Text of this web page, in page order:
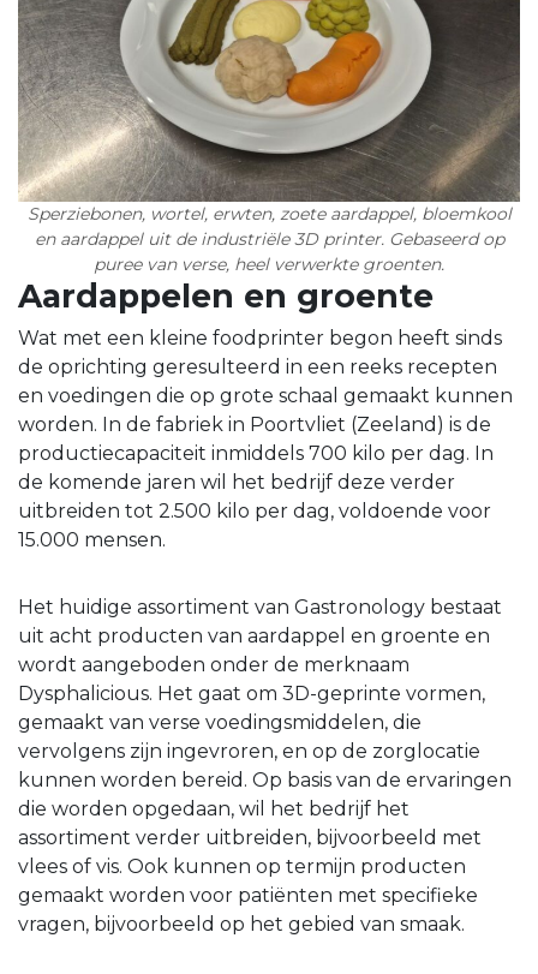
Sperziebonen, wortel, erwten, zoete aardappel, bloemkool
en aardappel uit de industriële 3D printer. Gebaseerd op
puree van verse, heel verwerkte groenten.
Aardappelen en groente
Wat met een kleine foodprinter begon heeft sinds
de oprichting geresulteerd in een reeks recepten
en voedingen die op grote schaal gemaakt kunnen
worden. In de fabriek in Poortvliet (Zeeland) is de
productiecapaciteit inmiddels 700 kilo per dag. In
de komende jaren wil het bedrijf deze verder
uitbreiden tot 2.500 kilo per dag, voldoende voor
15.000 mensen.
Het huidige assortiment van Gastronology bestaat
uit acht producten van aardappel en groente en
wordt aangeboden onder de merknaam
Dysphalicious. Het gaat om 3D-geprinte vormen,
gemaakt van verse voedingsmiddelen, die
vervolgens zijn ingevroren, en op de zorglocatie
kunnen worden bereid. Op basis van de ervaringen
die worden opgedaan, wil het bedrijf het
assortiment verder uitbreiden, bijvoorbeeld met
vlees of vis. Ook kunnen op termijn producten
gemaakt worden voor patiënten met specifieke
vragen, bijvoorbeeld op het gebied van smaak.